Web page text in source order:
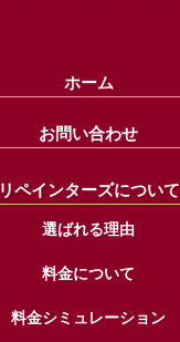
ホーム
お問い合わせ
リペインターズについて
選ばれる理由
料金について
料金シミュレーション